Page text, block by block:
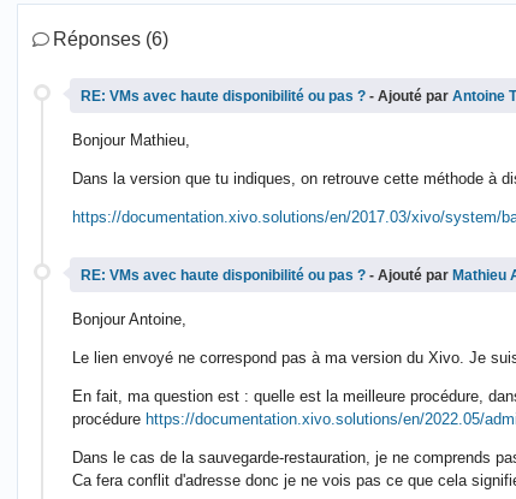
Réponses (6)
RE: VMs avec haute disponibilité ou pas ? - Ajouté par Antoine
Bonjour Mathieu,
Dans la version que tu indiques, on retrouve cette méthode à
https://documentation.xivo.solutions/en/2017.03/xivo/system/
RE: VMs avec haute disponibilité ou pas ? - Ajouté par Mathieu
Bonjour Antoine,
Le lien envoyé ne correspond pas à ma version du Xivo. Je
En fait, ma question est : quelle est la meilleure procédure,
procédure https://documentation.xivo.solutions/en/2022.05/
Dans le cas de la sauvegarde-restauration, je ne comprends
Ca fera conflit d'adresse donc je ne vois pas ce que cela